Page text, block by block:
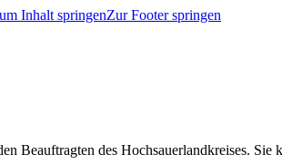
Inhalt springenZur Footer springen
Beauftragten des Hochsauerlandkreises.